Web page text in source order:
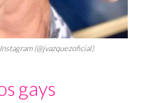
(@jvazquezoficial)
gays